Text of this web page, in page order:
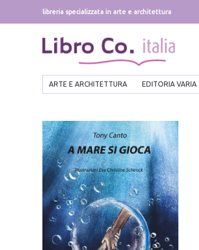
libreria specializzata in arte e architettura
ARTE E ARCHITETTURA EDITORIA VARIA